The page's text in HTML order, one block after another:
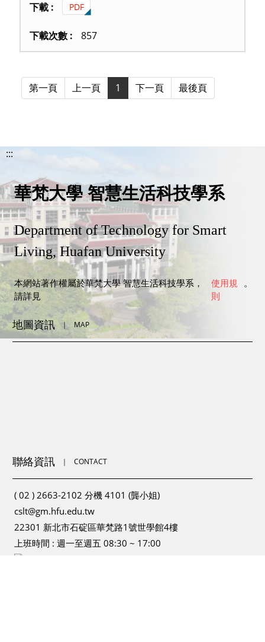
PDF
857
第一頁 上一頁 1 下一頁 最後頁
:::
華梵大學 智慧生活科技學系
Department of Technology for Smart
Living, Huafan University
本網站著作權屬於華梵大學 智慧生活科技學系，
請詳見
使用規
則
。
地圖資訊 ｜ MAP
聯絡資訊 ｜ CONTACT
( 02 ) 2663-2102 分機 4101 (龔小姐)
cslt@gm.hfu.edu.tw
22301 新北市石碇區華梵路1號世學館4樓
上班時間 : 週一至週五 08:30 ~ 17:00